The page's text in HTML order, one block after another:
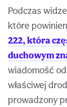
Podczas
które
222, która
duchowym
wiadomość
właściwej
prowadzony